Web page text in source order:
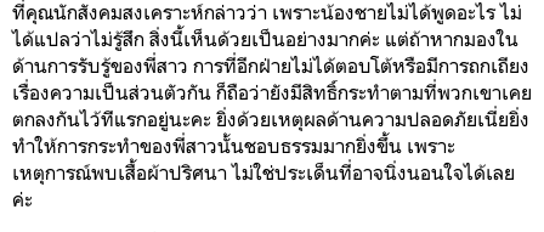
ที่คุณนักสังคมสงเคราะห์กล่าวว่า เพราะน้องชายไม่ได้พูดอะไร ไม่
ได้แปลว่าไม่รู้สึก สิ่งนี้เห็นด้วยเป็นอย่างมากค่ะ แต่ถ้าหากมองใน
ด้านการรับรู้ของพี่สาว การที่อีกฝ่ายไม่ได้ตอบโต้หรือมีการถกเถียง
เรื่องความเป็นส่วนตัวกัน ก็ถือว่ายังมีสิทธิ์กระทำตามที่พวกเขาเคย
ตกลงกันไว้ทีแรกอยู่นะคะ ยิ่งด้วยเหตุผลด้านความปลอดภัยเนี่ยยิ่ง
ทำให้การกระทำของพี่สาวนั้นชอบธรรมมากยิ่งขึ้น เพราะ
เหตุการณ์พบเสื้อผ้าปริศนา ไม่ใช่ประเด็นที่อาจนิ่งนอนใจได้เลย
ค่ะ